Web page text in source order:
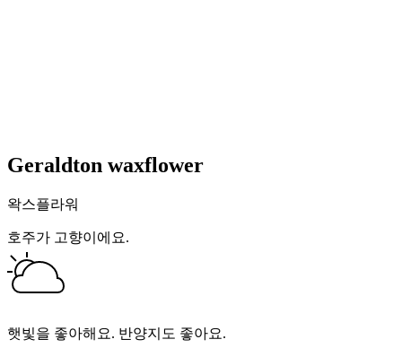
Geraldton waxflower
왁스플라워
호주가 고향이에요.
햇빛을 좋아해요. 반양지도 좋아요.